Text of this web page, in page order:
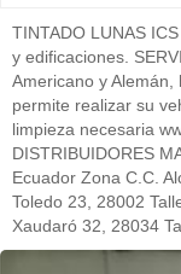
TINTADO LUNAS
y edificaciones.
Americano y
permite realizar su
limpieza necesaria
DISTRIBUIDORES
Ecuador Zona C.C.
Toledo 23, 28002
Xaudaró 32, 28034